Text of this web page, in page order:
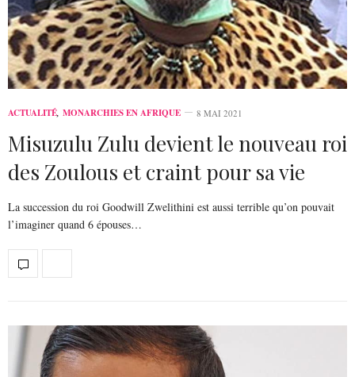
ACTUALITÉ, MONARCHIES EN AFRIQUE 8 MAI 2021
Misuzulu Zulu devient le nouveau roi
des Zoulous et craint pour sa vie
La succession du roi Goodwill Zwelithini est aussi terrible qu’on pouvait
l’imaginer quand 6 épouses…